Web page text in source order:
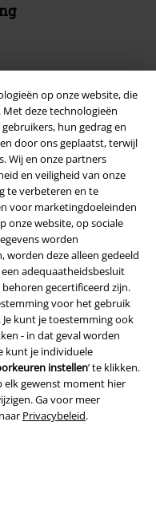
op onze website, die
Met deze technologieën
hun gedrag en
door ons geplaatst, terwijl
Wij en onze partners
en veiligheid van onze
te verbeteren en te
voor marketingdoeleinden
onze website, op sociale
worden
worden deze alleen gedeeld
adequaatheidsbesluit
gecertificeerd zijn.
voor het gebruik
kunt je toestemming ook
- in dat geval worden
kunt je individuele
instellen’ te klikken.
elk gewenst moment hier
Ga voor meer
Privacybeleid.